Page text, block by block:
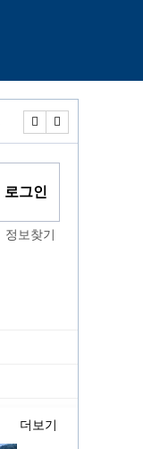
무료급식소 운영
정보찾기
더보기